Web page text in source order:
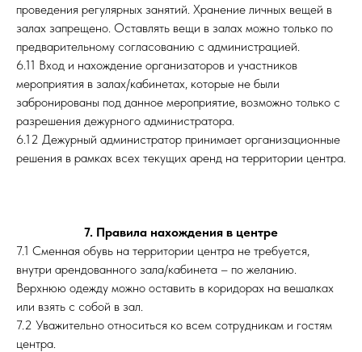
проведения регулярных занятий. Хранение личных вещей в
залах запрещено. Оставлять вещи в залах можно только по
предварительному согласованию с администрацией.
6.11 Вход и нахождение организаторов и участников
мероприятия в залах/кабинетах, которые не были
забронированы под данное мероприятие, возможно только с
разрешения дежурного администратора.
6.12 Дежурный администратор принимает организационные
решения в рамках всех текущих аренд на территории центра.
7. Правила нахождения в центре
7.1 Сменная обувь на территории центра не требуется,
внутри арендованного зала/кабинета – по желанию.
Верхнюю одежду можно оставить в коридорах на вешалках
или взять с собой в зал.
7.2 Уважительно относиться ко всем сотрудникам и гостям
центра.